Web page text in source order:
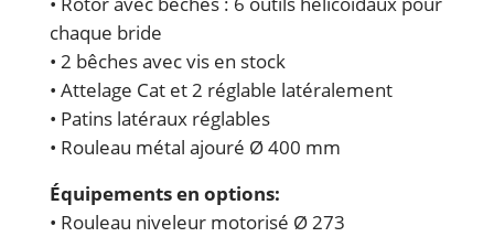
chaque bride
• 2 bêches avec vis en stock
• Attelage Cat et 2 réglable latéralement
• Patins latéraux réglables
• Rouleau métal ajouré Ø 400 mm
Équipements en options:
• Rouleau niveleur motorisé Ø 273